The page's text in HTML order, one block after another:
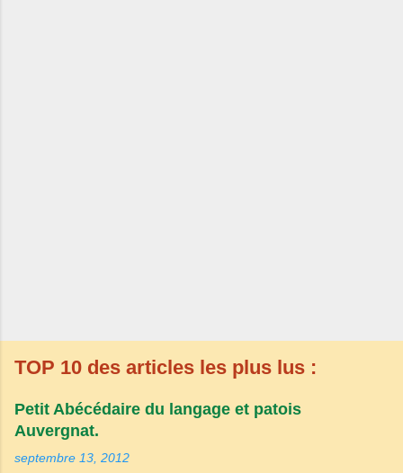
TOP 10 des articles les plus lus :
Petit Abécédaire du langage et patois
Auvergnat.
septembre 13, 2012